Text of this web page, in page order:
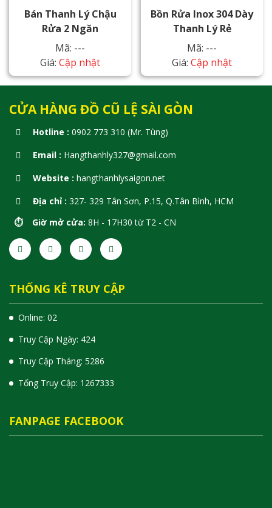
Bán Thanh Lý Chậu
Rửa 2 Ngăn
Mã: ---
Giá: Cập nhật
Bồn Rửa Inox 304 Dày
Thanh Lý Rẻ
Mã: ---
Giá: Cập nhật
CỬA HÀNG ĐỒ CŨ LỆ SÀI GÒN
Hotline : 0902 773 310 (Mr. Tùng)
Email : Hangthanhly327@gmail.com
Website : hangthanhlysaigon.net
Địa chỉ : 327- 329 Tân Sơn, P.15, Q.Tân Bình, HCM
⏱️ Giờ mở cửa: 8H - 17H30 từ T2 - CN
THỐNG KÊ TRUY CẬP
Online: 02
Truy Cập Ngày: 424
Truy Cập Tháng: 5286
Tổng Truy Cập: 1 267333
FANPAGE FACEBOOK